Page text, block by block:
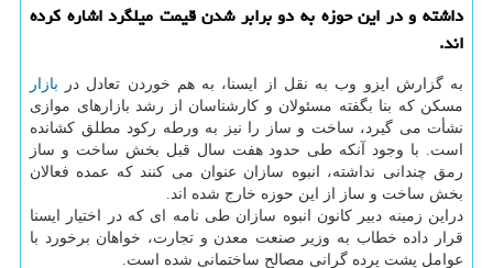
داشته و در این حوزه به دو برابر شدن قیمت میلگرد اشاره كرده
اند.
به گزارش ایزو وب به نقل از ایسنا، به هم خوردن تعادل در بازار
مسکن که بنا بگفته مسئولان و کارشناسان از رشد بازارهای موازی
نشأت می گیرد، ساخت و ساز را نیز به ورطه رکود مطلق کشانده
است. با وجود آنکه طی حدود هفت سال قبل بخش ساخت و ساز
رمق چندانی نداشته، انبوه سازان عنوان می کنند که عمده فعالان
بخش ساخت و ساز از این حوزه خارج شده اند.
دراین زمینه دبیر کانون انبوه سازان طی نامه ای که در اختیار ایسنا
قرار داده خطاب به وزیر صنعت معدن و تجارت، خواهان برخورد با
عوامل پشت پرده گرانی مصالح ساختمانی شده است.